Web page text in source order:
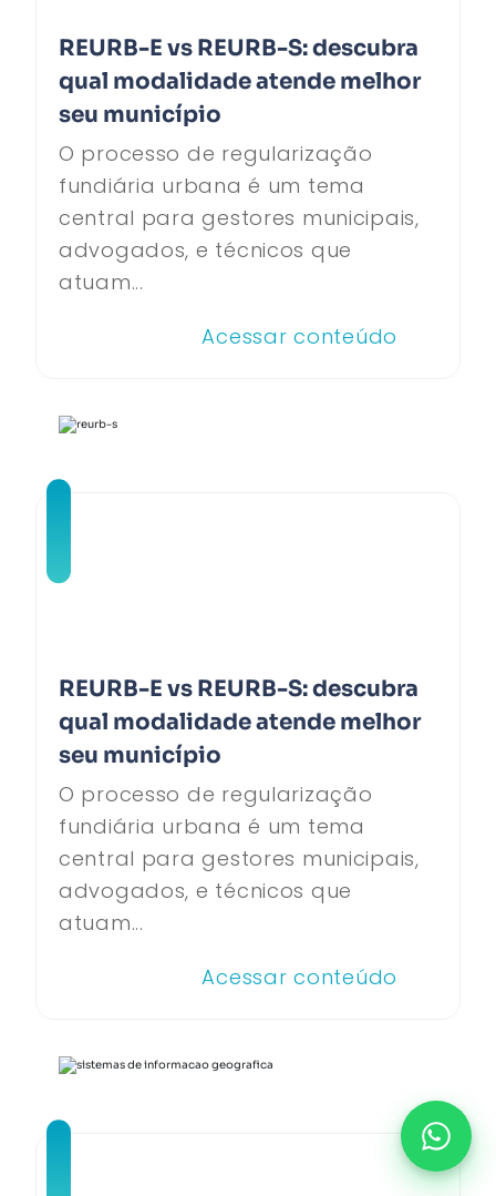
REURB-E vs REURB-S: descubra
qual modalidade atende melhor
seu município
O processo de regularização
fundiária urbana é um tema
central para gestores municipais,
advogados, e técnicos que
atuam...
Acessar conteúdo
REURB-E vs REURB-S: descubra
qual modalidade atende melhor
seu município
O processo de regularização
fundiária urbana é um tema
central para gestores municipais,
advogados, e técnicos que
atuam...
Acessar conteúdo